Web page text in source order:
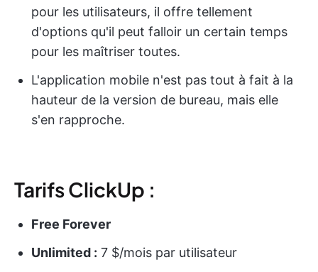
pour les utilisateurs, il offre tellement
d'options qu'il peut falloir un certain temps
pour les maîtriser toutes.
L'application mobile n'est pas tout à fait à la
hauteur de la version de bureau, mais elle
s'en rapproche.
Tarifs ClickUp :
Free Forever
Unlimited : 7 $/mois par utilisateur